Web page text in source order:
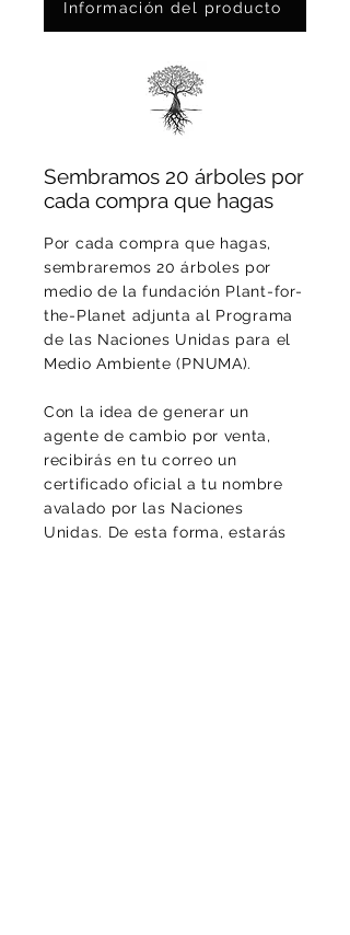
Información del producto
Sembramos 20 árboles por
cada compra que hagas
Por cada compra que hagas,
sembraremos 20 árboles por
medio de la fundación Plant-for-
the-Planet adjunta al Programa
de las Naciones Unidas para el
Medio Ambiente (PNUMA).
Con la idea de generar un
agente de cambio por venta,
recibirás en tu correo un
certificado oficial a tu nombre
avalado por las Naciones
Unidas. De esta forma, estarás